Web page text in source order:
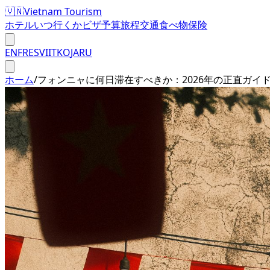
🇻🇳Vietnam Tourism
ホテルいつ行くかビザ予算旅程交通食べ物保険
ENFRESVIITKOJARU
ホーム/フォンニャに何日滞在すべきか：2026年の正直ガイ